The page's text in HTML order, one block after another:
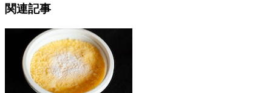
関連記事